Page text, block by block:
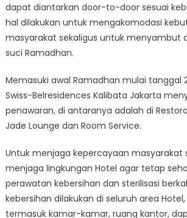
dapat diantarkan door-to-door sesuai
hal dilakukan untuk mengakomodasi
masyarakat sekaligus untuk menyambut
suci Ramadhan.
Memasuki awal Ramadhan mulai tanggal
Swiss-Belresidences Kalibata Jakarta
penawaran, di antaranya adalah di
Jade Lounge dan Room Service.
Untuk menjaga kepercayaan masyarakat
menjaga lingkungan Hotel agar tetap
perawatan kebersihan dan sterilisasi
kebersihan dilakukan di seluruh area
termasuk kamar-kamar, ruang kantor,